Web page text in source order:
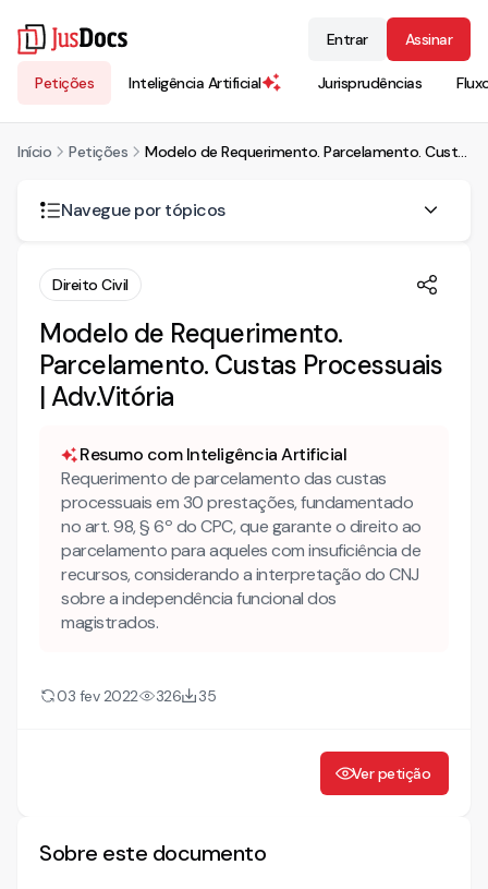
Petições Inteligência Artificial Jurisprudências
Entrar Assinar
Início Petições Modelo de Requerimento. Parcelamento. Custas Processuais | Adv.Vitória
Navegue por tópicos
DO DIREITO
Direito Civil
Modelo de Requerimento.
Parcelamento. Custas Processuais
| Adv.Vitória
Resumo com Inteligência Artificial
Requerimento de parcelamento das custas
processuais em 30 prestações, fundamentado
no art. 98, § 6º do CPC, que garante o direito ao
parcelamento para aqueles com insuficiência de
recursos, considerando a interpretação do CNJ
sobre a independência funcional dos
magistrados.
03 fev 2022 326 35
Ver petição
Sobre este documento